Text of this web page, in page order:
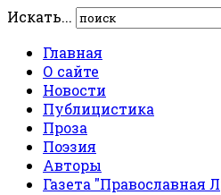
Искать...
Главная
О сайте
Новости
Публицистика
Проза
Поэзия
Авторы
Газета "Православная